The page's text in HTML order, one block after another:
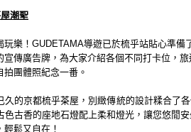
潮聖
樂！ GUDETAMA導遊已於梳乎站貼心準備
傳廣告牌， 為大家介紹各個不同打卡位， 旅
拍團體照紀念一番。
的京都梳乎茶屋， 別緻傳統的設計糅合了
色古香的座地石燈配上柔和燈光，讓您悠閒
輕鬆又自在！